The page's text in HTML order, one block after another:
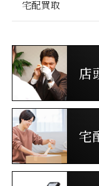
宅配買取
店
宅